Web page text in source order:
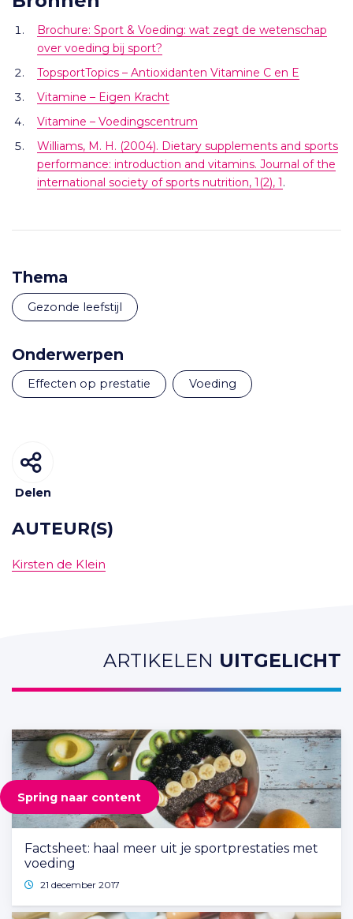
Spring naar content
Brochure: Sport & Voeding: wat zegt de wetenschap
over voeding bij sport?
TopsportTopics – Antioxidanten Vitamine C en E
Vitamine – Eigen Kracht
Vitamine – Voedingscentrum
Williams, M. H. (2004). Dietary supplements and sports
performance: introduction and vitamins. Journal of the
international society of sports nutrition, 1(2), 1.
Thema
Gezonde leefstijl
Onderwerpen
effecten op prestatie voeding
Delen
AUTEUR(S)
Kirsten de Klein
ARTIKELEN UITGELICHT
Factsheet: haal meer uit je sportprestaties met
voeding
21 december 2017